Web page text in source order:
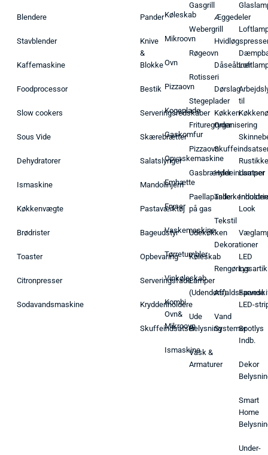
Blendere
Stavblender
Kaffemaskine
Foodprocessor
Slow cookers
Sous Vide
Dehydratorer
Ismaskine
Køkkenvægte
Brødrister
Toaster
Citronpresser
Sodavandsmaskine
Pander
Knive
&
Blokke
Bestik
Serveringsredskaber
Skærebrætter
Salatslynger
Mandolinjern
Pastaværktøj
Bageudstyr
Opbevaring
Serveringsfade
Krydderiholdere
Skuffeindsatser
Køleskab
Mikroovn
Ovn
Pizzaovn
Kogeplade
Gaskomfur
Opvaskemaskine
Emhætte
Fryser
Vaskemaskine
Tørretumbler
Vinkøleskab
Kombi
Ovn&
Mikroovn
Ismaskine
Gasgrill
Webergrill
Røgeovn
Rotisseri
Stegeplader
Frituregryder
Pizzaovn
Gasbrænder
Paellapande
på gas
Udekøkken
Køleskab
Lamper
(Udendørs)
Ude
Belysning
Vask &
Armaturer
Æggedeler
Dåseåbner
Dørslag
Køkken
Organisering
Hyldeindsatser
Tekstil
Dekorationer
Affaldsspande
Vand
Systemer
til
Rustikke
Lamper
Look
LED
Lys
LED-
Spotlys
Indb.
Dekor
Smart
Home
Under-